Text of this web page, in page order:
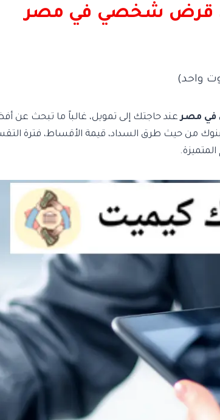
قرض شخصي في مصر
مصر
من حيث طرق السداد، قيمة الأقساط، فترة